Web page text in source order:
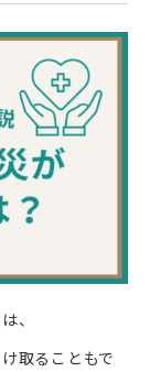
、
取ることもで